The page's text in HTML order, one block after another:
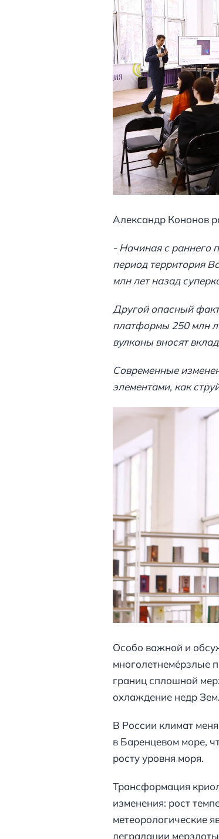
Александр Кононов
- Начиная с раннего
период территория
млн лет назад
Другой опасный
платформы 250 млн
вулканы вносят
Современные
элементами, как
Особо важной и
многолетнемёрзлые
границ сплошной
охлаждение недр
В России климат
в Баренцевом море,
росту уровня моря.
Трансформация
изменения: рост
метеорологические
деградации